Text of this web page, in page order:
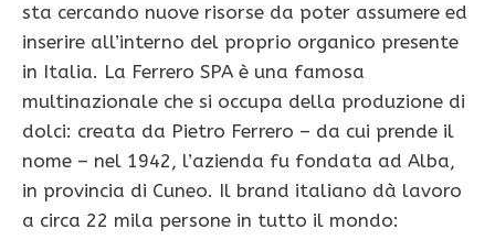
sta cercando nuove risorse da poter assumere ed
inserire all’interno del proprio organico presente
in Italia. La Ferrero SPA è una famosa
multinazionale che si occupa della produzione di
dolci: creata da Pietro Ferrero – da cui prende il
nome – nel 1942, l’azienda fu fondata ad Alba,
in provincia di Cuneo. Il brand italiano dà lavoro
a circa 22 mila persone in tutto il mondo: